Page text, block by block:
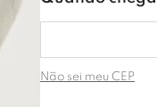
Não sei meu CEP